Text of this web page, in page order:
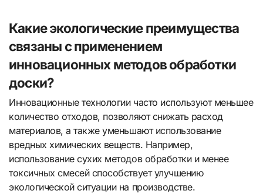
Какие экологические преимущества
связаны с применением
инновационных методов обработки
доски?
Инновационные технологии часто используют меньшее
количество отходов, позволяют снижать расход
материалов, а также уменьшают использование
вредных химических веществ. Например,
использование сухих методов обработки и менее
токсичных смесей способствует улучшению
экологической ситуации на производстве.